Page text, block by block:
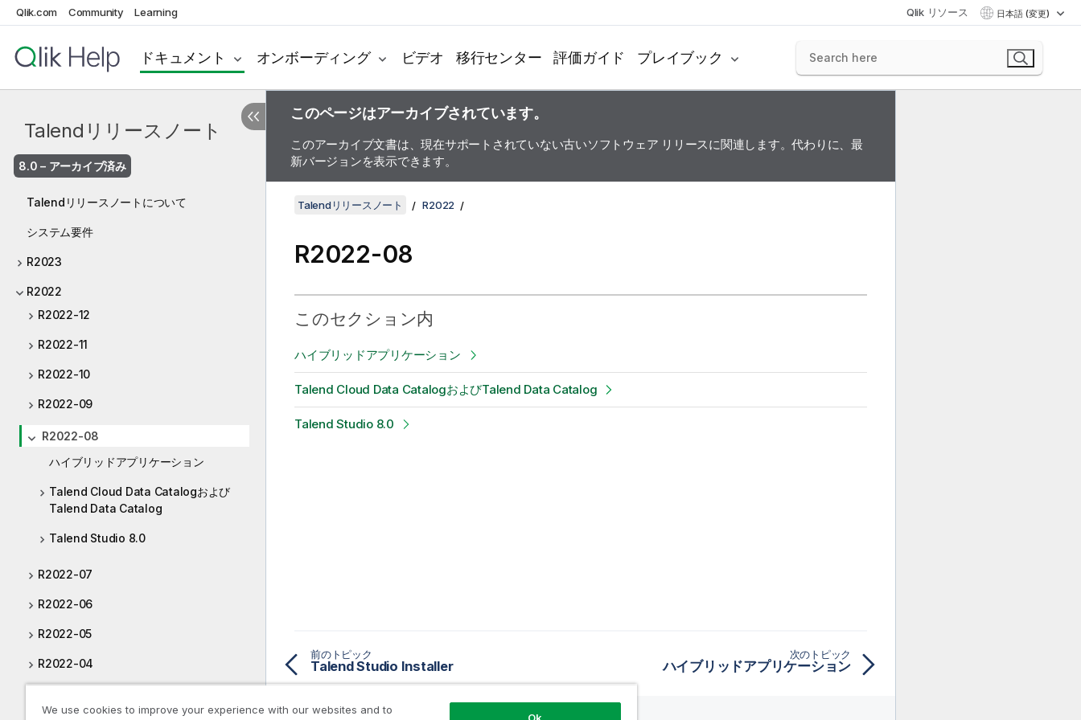
Qlik.com Community Learning Qlik リソース 日本語 (変更)
ドキュメント オンボーディング ビデオ 移行センター 評価ガイド プレイブック
Talendリリースノート
8.0 – アーカイブ済み
Talendリリースノートについて
システム要件
R2023
R2022
R2022-12
R2022-11
R2022-10
R2022-09
R2022-08
ハイブリッドアプリケーション
Talend Cloud Data Catalogおよび
Talend Data Catalog
Talend Studio 8.0
R2022-07
R2022-06
R2022-05
R2022-04
このページはアーカイブされています。
このアーカイブ文書は、現在サポートされていない古いソフトウェア リリースに関連します。代わりに、最
新バージョンを表示できます。
Talendリリースノート R2022
R2022-08
このセクション内
ハイブリッドアプリケーション
Talend Cloud Data CatalogおよびTalend Data Catalog
Talend Studio 8.0
前のトピック
Talend Studio Installer
次のトピック
ハイブリッドアプリケーション
We use cookies to improve your experience with our websites and to